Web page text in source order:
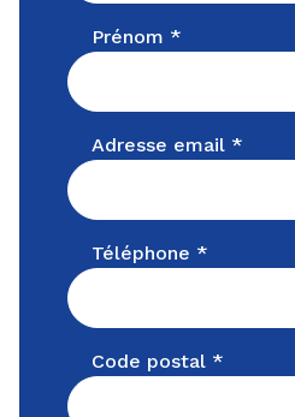
Prénom *
Adresse email *
Téléphone *
Code postal *